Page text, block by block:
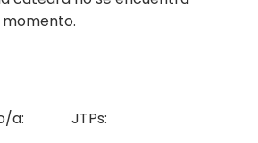
a:
JTPs: